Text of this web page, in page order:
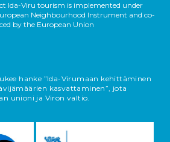
Ida-Viru tourism is implemented under
Neighbourhood Instrument and co-
by the European Union
hanke ”Ida-Virumaan kehittäminen
kasvattaminen”, jota
unioni ja Viron valtio.